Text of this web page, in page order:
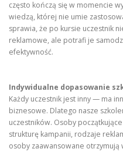
często kończą się w momencie
wiedzą, której nie umie
sprawia, że po kursie uczestnik
reklamowe, ale potrafi je
efektywność.
Indywidualne dopasowanie
Każdy uczestnik jest inny — ma
biznesowe. Dlatego nasze
uczestników. Osoby
strukturę kampanii, rodzaje
osoby zaawansowane